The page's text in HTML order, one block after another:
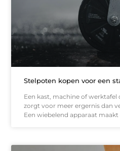
Stelpoten kopen voor een
Een kast, machine of werktafel
zorgt voor meer ergernis dan
Een wiebelend apparaat maakt